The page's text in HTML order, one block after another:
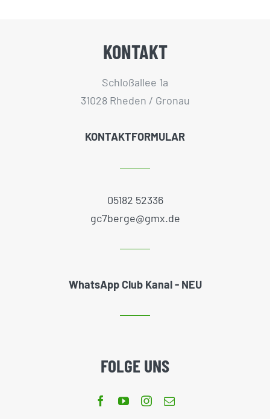
KONTAKT
Schloßallee 1a
31028 Rheden / Gronau
KONTAKTFORMULAR
05182 52336
gc7berge@gmx.de
WhatsApp Club Kanal - NEU
FOLGE UNS